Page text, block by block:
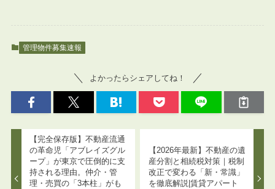
管理物件募集速報
よかったらシェアしてね！
【完全保存版】不動産流通
の革命児「アブレイズグル
ープ」が東京で圧倒的に支
持される理由。仲介・管
理・売買の「3本柱」がも
【2026年最新】不動産の遺
産分割と相続税対策｜税制
改正で変わる「新・常識」
を徹底解説|賃貸アパート